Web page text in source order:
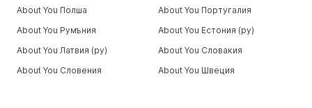
About You Полша
About You Португалия
About You Румъния
About You Естония (ру)
About You Латвия (ру)
About You Словакия
About You Словения
About You Швеция